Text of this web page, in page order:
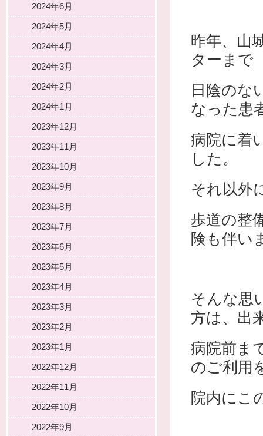
昨年、山
ターまで
日陰のな
なった患
病院に着
した。
それ以外
歩道の整
険も伴い
そんな思
方は、出
病院前ま
のご利用
院内にこ
2024年6月
2024年5月
2024年4月
2024年3月
2024年2月
2024年1月
2023年12月
2023年11月
2023年10月
2023年9月
2023年8月
2023年7月
2023年6月
2023年5月
2023年4月
2023年3月
2023年2月
2023年1月
2022年12月
2022年11月
2022年10月
2022年9月